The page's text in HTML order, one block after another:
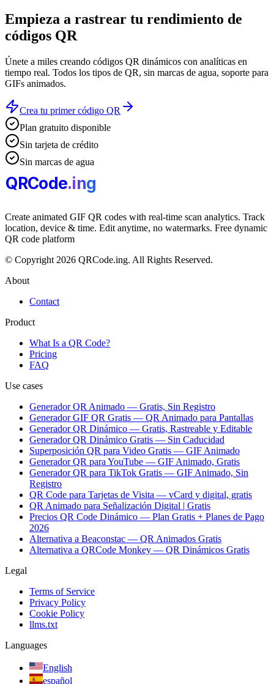
Empieza a rastrear tu rendimiento de
códigos QR
Únete a miles creando códigos QR dinámicos con analíticas en
tiempo real. Todos los tipos de QR, sin marcas de agua, soporte para
GIFs animados.
Crea tu primer código QR
Plan gratuito disponible
Sin tarjeta de crédito
Sin marcas de agua
QRCode.ing
Create animated GIF QR codes with real-time scan analytics. Track
location, device & time. Edit anytime, no watermarks. Free dynamic
QR code platform
© Copyright 2026 QRCode.ing. All Rights Reserved.
About
Contact
Product
What Is a QR Code?
Pricing
FAQ
Use cases
Generador QR Animado — Gratis, Sin Registro
Generador GIF QR Gratis — QR Animado para Pantallas
Generador QR Dinámico — Gratis, Rastreable y Editable
Generador QR Dinámico Gratis — Sin Caducidad
Superposición QR para Video Gratis — GIF Animado
Generador QR para YouTube — GIF Animado, Gratis
Generador QR para TikTok Gratis — GIF Animado, Sin
Registro
QR Code para Tarjetas de Visita — vCard y digital, gratis
QR Animado para Señalización Digital | Gratis
Precios QR Code Dinámico — Plan Gratis + Planes de Pago
2026
Alternativa a Beaconstac — QR Animados Gratis
Alternativa a QRCode Monkey — QR Dinámicos Gratis
Legal
Terms of Service
Privacy Policy
Cookie Policy
llms.txt
Languages
English
español